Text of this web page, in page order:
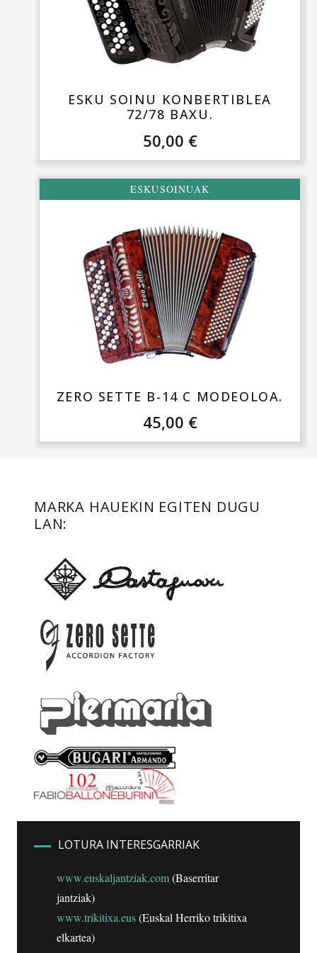
Alokairuan informazio gehiago jakiteko, deitu zenbaki
honetara: 943 372 817.
ESKU SOINU KONBERTIBLEA
72/78 BAXU.
50,00 €
ESKUSOINUAK
ZERO SETTE B-14 C MODEOLOA.
45,00 €
MARKA HAUEKIN EGITEN DUGU
LAN:
LOTURA INTERESGARRIAK
www.euskaljantziak.com(Baserritar
jantziak)
www.trikitixa.eus(Euskal Herriko trikitixa
elkartea)